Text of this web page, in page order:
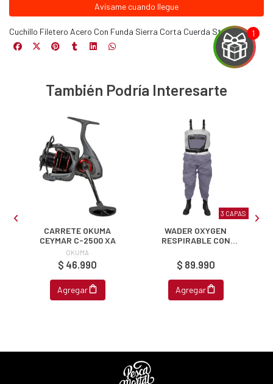
Avísame cuando llegue
Cuchillo Filetero Acero Con Funda Sierra Corta Cuerda Strom
También Podría Interesarte
CARRETE OKUMA
CEYMAR C-2500 XA
OKUMA
$ 46.990
Agregar
3 CAPAS
WADER OXYGEN
RESPIRABLE CON
$ 89.990
Agregar